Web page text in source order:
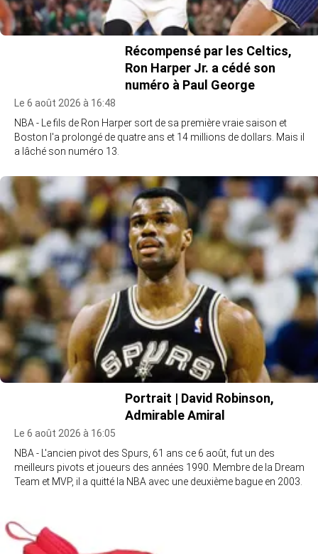
Récompensé par les Celtics,
Ron Harper Jr. a cédé son
numéro à Paul George
Le 6 août 2026 à 16:48
NBA - Le fils de Ron Harper sort de sa première vraie saison et
Boston l'a prolongé de quatre ans et 14 millions de dollars. Mais il
a lâché son numéro 13.
Portrait | David Robinson,
Admirable Amiral
Le 6 août 2026 à 16:05
NBA - L'ancien pivot des Spurs, 61 ans ce 6 août, fut un des
meilleurs pivots et joueurs des années 1990. Membre de la Dream
Team et MVP, il a quitté la NBA avec une deuxième bague en 2003.